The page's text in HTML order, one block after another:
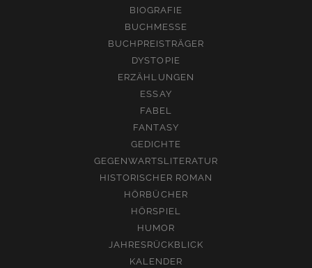
BIOGRAFIE
BUCHMESSE
BUCHPREISTRÄGER
DYSTOPIE
ERZÄHLUNGEN
ESSAY
FABEL
FANTASY
GEDICHTE
GEGENWARTSLITERATUR
HISTORISCHER ROMAN
HÖRBÜCHER
HÖRSPIEL
HUMOR
JAHRESRÜCKBLICK
KALENDER